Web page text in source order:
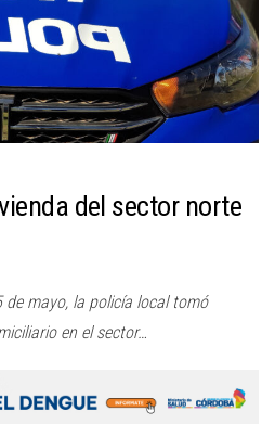
del sector norte
mayo, la policía local tomó
en el sector…